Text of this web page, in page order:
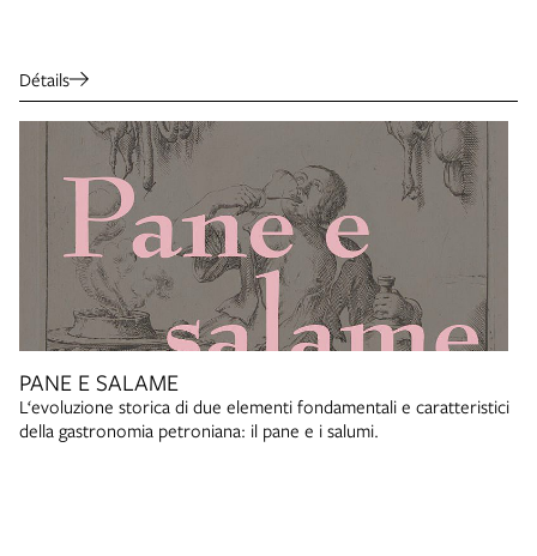
Détails
PANE E SALAME
L‘evoluzione storica di due elementi fondamentali e caratteristici
della gastronomia petroniana: il pane e i salumi.